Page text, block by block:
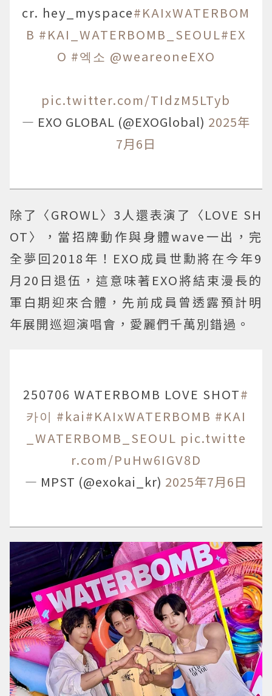
cr. hey_myspace#KAIxWATERBOM
B #KAI_WATERBOMB_SEOUL#EX
O #엑소 @weareoneEXO
pic.twitter.com/TIdzM5LTyb
— EXO GLOBAL (@EXOGlobal) 2025年
7月6日
除了〈GROWL〉3人還表演了〈LOVE SH
OT〉，當招牌動作與身體wave一出，完
全夢回2018年！EXO成員世勳將在今年9
月20日退伍，這意味著EXO將結束漫長的
軍白期迎來合體，先前成員曾透露預計明
年展開巡迴演唱會，愛麗們千萬別錯過。
250706 WATERBOMB LOVE SHOT#
카이 #kai#KAIxWATERBOMB #KAI
_WATERBOMB_SEOUL pic.twitte
r.com/PuHw6IGV8D
— MPST (@exokai_kr) 2025年7月6日